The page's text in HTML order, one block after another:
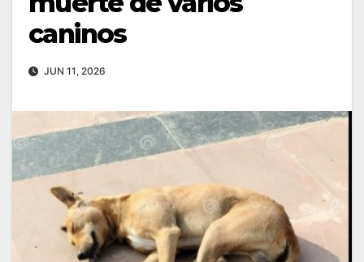
caninos
JUN 11, 2026